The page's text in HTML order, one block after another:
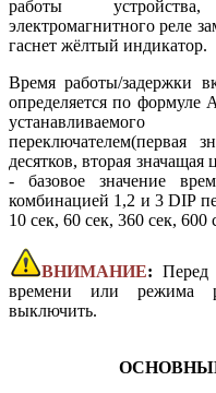
работы
электромагнитного реле
гаснет жёлтый индикатор.
Время работы/задержки
определяется по формуле
переключателем(первая
десятков, вторая
- базовое значение
комбинацией 1,2 и 3 DIP
10 сек, 60 сек, 360 сек, 600
ВНИМАНИЕ: Перед
времени или режима
выключить.